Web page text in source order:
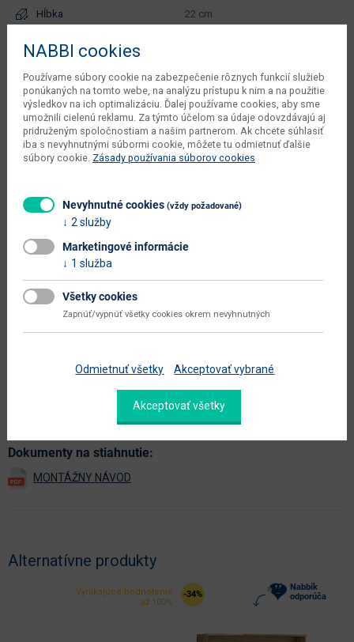
Hĺbka 22 cm
dodávateľa
0.0096 m3
počet balíkov dodávateľa 1 ks
kusov v balení dodávateľa 1 ks
typové označenie
dodáva sa
montáž jednoduchá
údržba utierať navlhko
maximálne zaťaženie (kg)
hlavná farba dub
dub artisan
nie
Zobraziť ďalšie parametre
Dokumenty na stiahnutie:
Alternatívne produkty
Vynikajúce hodnotenie
až 100%
Nabbík
odporúča
-34%
NABBI cookies
Používame súbory cookie na zabezpečenie rôznych funkcií služieb
ponúkaných na tomto webe, na analýzu prístupu k nim a na použitie
výsledkov na ich optimalizáciu. Ďalej používame cookies, aby sme
umožnili cielenú reklamu. Za týmto účelom sa údaje odovzdávajú aj
pridruženým spoločnostiam a našim partnerom. Ak chcete súhlasiť
iba s nevyhnutnými súbormi cookie, môžete tu odmietnuť ďalšie
súbory cookie. Zásady používania súborov cookies
Nevyhnutné cookies (vždy požadované)
2 služby
Marketingové informácie
1 služba
Všetky cookies
Zapnúť/vypnúť všetky cookies okrem nevyhnutných
Odmietnuť všetky Akceptovať vybrané
Akceptovať všetky